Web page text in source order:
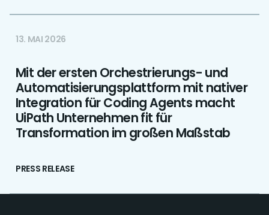
13. MAI 2026
Mit der ersten Orchestrierungs- und
Automatisierungsplattform mit nativer
Integration für Coding Agents macht
UiPath Unternehmen fit für
Transformation im großen Maßstab
PRESS RELEASE